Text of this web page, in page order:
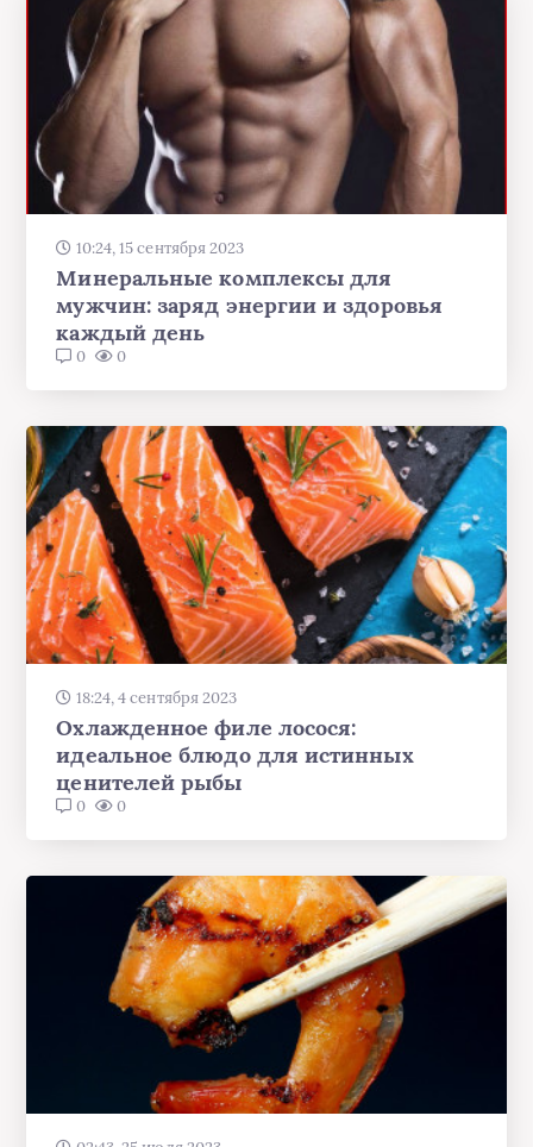
10:24, 15 сентября 2023
Минеральные комплексы для
мужчин: заряд энергии и здоровья
каждый день
0 0
18:24, 4 сентября 2023
Охлажденное филе лосося:
идеальное блюдо для истинных
ценителей рыбы
0 0